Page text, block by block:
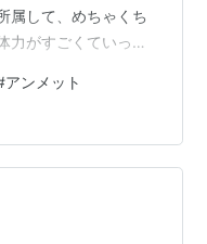
属して、めちゃくち
力がすごくていっぱ
人で協力して事件を
ドラマで面白かっ
アスになるし真犯人
だった。 君が獣にな
人気俳優なんだけど
で主人公北…
アンメット